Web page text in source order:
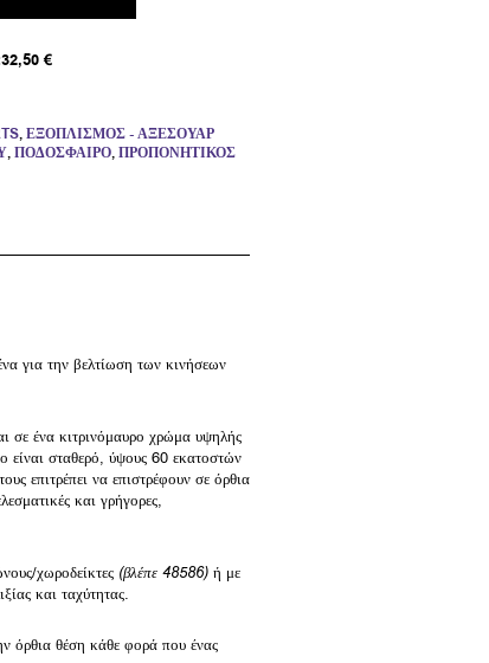
32,50€
,ΕΞΟΠΛΙΣΜΌΣ - ΑΞΕΣΟΥΆΡ
,ΠΟΔΌΣΦΑΙΡΟ,ΠΡΟΠΟΝΗΤΙΚΌΣ
για την βελτίωση των κινήσεων
σε ένα κιτρινόμαυρο χρώμα υψηλής
είναι σταθερό, ύψους 60 εκατοστών
επιτρέπει να επιστρέφουν σε όρθια
και γρήγορες,
χωροδείκτες (βλέπε 48586) ή με
και ταχύτητας.
όρθια θέση κάθε φορά που ένας